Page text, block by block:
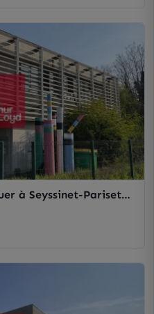
à Seyssinet-Pariset